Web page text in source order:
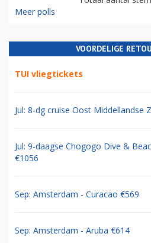
Meer polls
VOORDELIGE
TUI vliegtickets
Jul: 8-dg cruise Oost Middellandse
Jul: 9-daagse Chogogo Dive &
€1056
Sep: Amsterdam - Curacao €569
Sep: Amsterdam - Aruba €614